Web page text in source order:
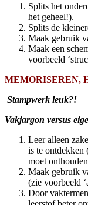
Splits het
het geheel!).
Splits de
Maak gebruik
Maak een
voorbeeld
MEMORISEREN,
Stampwerk leuk?!
Vakjargon versus
Leer alleen
is te ontdekken
moet
Maak gebruik
(zie voorbeeld
Door